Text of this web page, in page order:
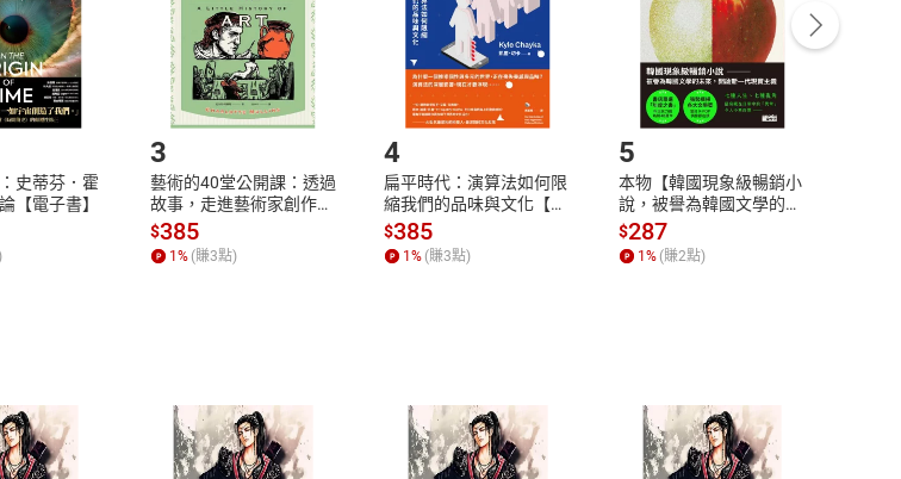
位進行取消/退貨，恕無法以單支商品取消/退貨。
Step2.登入帳號，下載書籍後看書
史蒂芬．霍
【電子書】
3
藝術的40堂公開課：透過
故事，走進藝術家創作現
場，看藝術如何誕生、如
何形塑人類生活【電子
書】
$385
1 % (賺3點)
4
扁平時代：演算法如何限
縮我們的品味與文化【電
子書】
$385
1% (賺3點)
5
本物【韓國現象級暢銷小
說，被譽為韓國文學的未
來】【電子書】
$287
1% (賺2點)